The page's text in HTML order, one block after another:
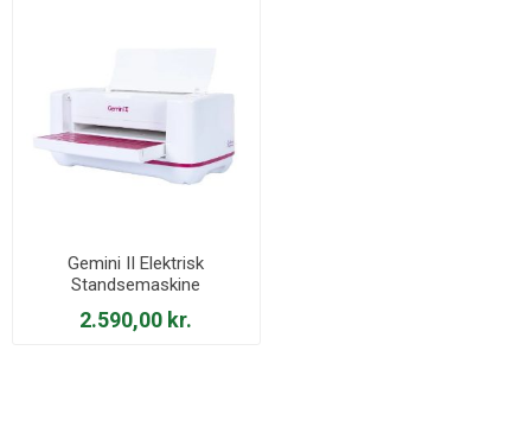
Gemini II Elektrisk
Standsemaskine
2.590,00 kr.